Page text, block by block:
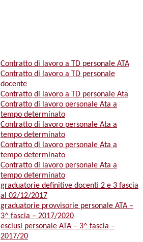
Contratto di lavoro a TD personale ATA
Contratto di lavoro a TD personale
docente
Contratto di lavoro a TD personale Ata
Contratto di lavoro personale Ata a
tempo determinato
Contratto di lavoro personale Ata a
tempo determinato
Contratto di lavoro personale Ata a
tempo determinato
Contratto di lavoro personale Ata a
tempo determinato
graduatorie definitive docenti 2 e 3 fascia
al 02/12/2017
graduatorie provvisorie personale ATA –
3^ fascia – 2017/2020
esclusi personale ATA – 3^ fascia –
2017/20